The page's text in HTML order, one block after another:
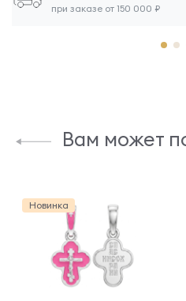
при заказе от 150 000 ₽
Вам может
Новинка